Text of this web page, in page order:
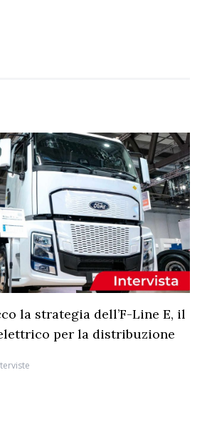
la strategia dell’F-Line E, il
per la distribuzione